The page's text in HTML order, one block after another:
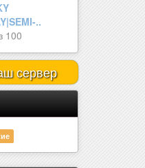
l
100
сервер